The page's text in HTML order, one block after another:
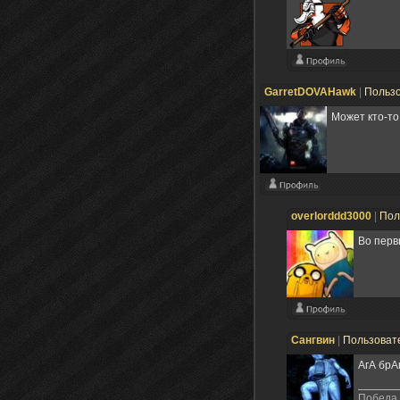
GarretDOVAHawk
Может кто-
overlorddd3000
Во
Сангвин
АгА